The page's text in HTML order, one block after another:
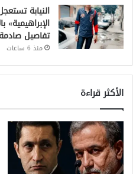
النيابة
تفاصيل صادمة
منذ 6 ساعات
الأكثر قراءة